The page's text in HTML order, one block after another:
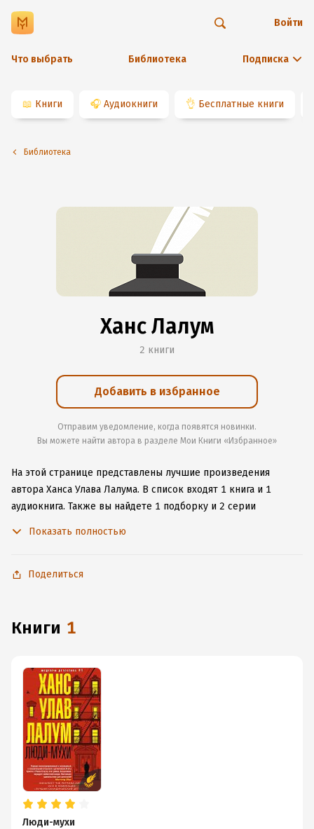
Что выбрать Библиотека Подписка
Войти
📖 Книги 🎧 Аудиокниги 👌 Бесплатные книги
Библиотека
Ханс Лалум
2 книги
Добавить в избранное
Отправим уведомление, когда появятся новинки.
Вы можете найти автора в разделе Мои Книги «Избранное»
На этой странице представлены лучшие произведения
автора Ханса Улава Лалума. В список входят 1 книга и 1
аудиокнига. Также вы найдете 1 подборку и 2 серии
приложение для iOS или Android, чтобы не расставаться
Показать полностью
Поделиться
книги 1
Люди-мухи